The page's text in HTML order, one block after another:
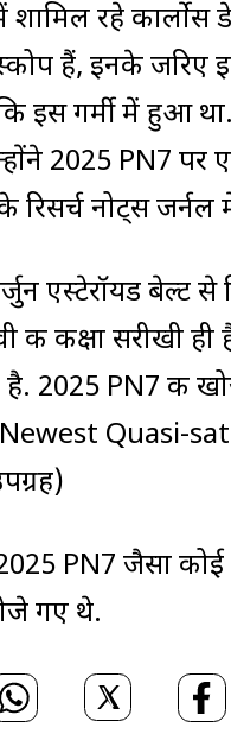
रहे कार्लोस
हैं, इनके जरिए
इस गर्मी में हुआ
2025 PN7
रिसर्च नोट्स
एस्टेरॉयड बेल्ट से
कक्षा सरीखी
2025 PN7 की
Quasi-
PN7 जैसा
गए थे.